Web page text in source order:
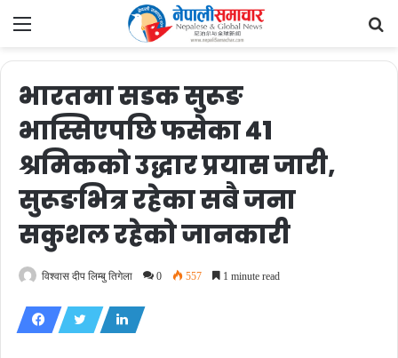
Menu
भारतमा सडक सुरूङ
भास्सिएपछि फसेका ४१
श्रमिकको उद्धार प्रयास जारी,
सुरूङभित्र रहेका सबै जना
सकुशल रहेको जानकारी
विश्वास दीप लिम्बु तिगेला 0 557 1 minute read